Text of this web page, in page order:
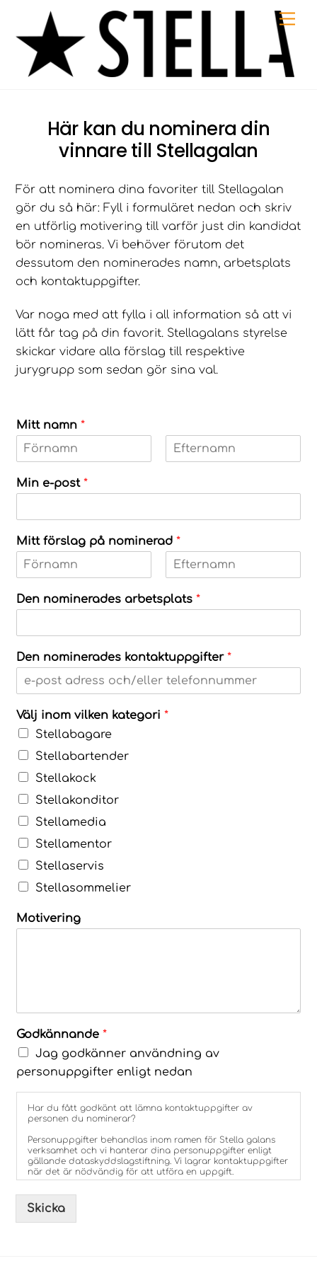
content
Här kan du nominera din
vinnare till Stellagalan
För att nominera dina favoriter till Stellagalan
gör du så här: Fyll i formuläret nedan och skriv
en utförlig motivering till varför just din kandidat
bör nomineras. Vi behöver förutom det
dessutom den nominerades namn, arbetsplats
och kontaktuppgifter.
Var noga med att fylla i all information så att vi
lätt får tag på din favorit. Stellagalans styrelse
skickar vidare alla förslag till respektive
jurygrupp som sedan gör sina val.
Mitt namn*
ö
rMin e-post*
Mitt förslag på nominerad*
ö
r
i
s
Den nominerades arbetsplats*
Den nominerades kontaktuppgifter*
Välj inom vilken kategori*
Stellabagare
Stellabartender
Stellakock
Stellakonditor
Stellamedia
Stellamentor
Stellaservis
Stellasommelier
Motivering
Godkännande*
Jag godkänner användning av
personuppgifter enligt nedan
Har du fått godkänt att lämna kontaktuppgifter av
personen du nominerar?
Personuppgifter behandlas inom ramen för Stella galans
verksamhet och vi hanterar dina personuppgifter enligt
gällande dataskyddslagstiftning. Vi lagrar kontaktuppgifter
när det är nödvändig för att utföra en uppgift.
Observera att dina och den nominerades kontaktuppgifter
kommer att behöva delas med respektive kategoris
jurygrupper.
Skicka